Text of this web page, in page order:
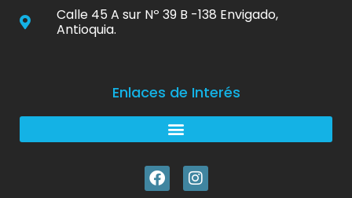
Calle 45 A sur Nº 39 B -138 Envigado,
Antioquia.
Enlaces de Interés